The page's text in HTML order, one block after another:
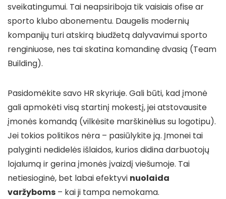
sveikatingumui. Tai neapsiriboja tik vaisiais ofise ar
sporto klubo abonementu. Daugelis modernių
kompanijų turi atskirą biudžetą dalyvavimui sporto
renginiuose, nes tai skatina komandinę dvasią (Team
Building).
Pasidomėkite savo HR skyriuje. Gali būti, kad įmonė
gali apmokėti visą startinį mokestį, jei atstovausite
įmonės komandą (vilkėsite marškinėlius su logotipu).
Jei tokios politikos nėra – pasiūlykite ją. Įmonei tai
palyginti nedidelės išlaidos, kurios didina darbuotojų
lojalumą ir gerina įmonės įvaizdį viešumoje. Tai
netiesioginė, bet labai efektyvi nuolaida
varžyboms – kai ji tampa nemokama.